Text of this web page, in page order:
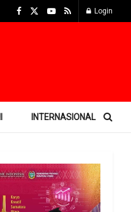
Login
INTERNASIONAL